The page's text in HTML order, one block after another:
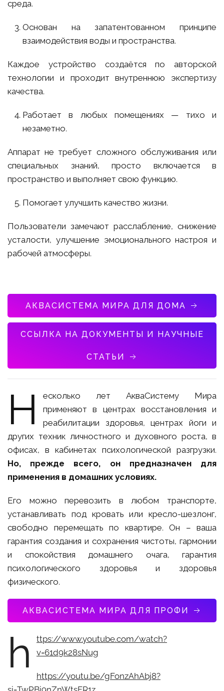
среда.
Основан на запатентованном принципе
взаимодействия воды и пространства.
Каждое устройство создаётся по авторской
технологии и проходит внутреннюю экспертизу
качества.
Работает в любых помещениях — тихо и
незаметно.
Аппарат не требует сложного обслуживания или
специальных знаний, просто включается в
пространство и выполняет свою функцию.
Помогает улучшить качество жизни.
Пользователи замечают расслабление, снижение
усталости, улучшение эмоционального настроя и
рабочей атмосферы.
АКВАСИСТЕМА МИРА ДЛЯ ДОМА
ССЫЛКА НА ДОКУМЕНТЫ И НАУЧНЫЕ
СТАТЬИ
Н
есколько лет АкваСистему Мира
применяют в центрах восстановления и
реабилитации здоровья, центрах йоги и
других техник личностного и духовного роста, в
офисах, в кабинетах психологической разгрузки.
Но, прежде всего, он предназначен для
применения в домашних условиях.
Его можно перевозить в любом транспорте,
устанавливать под кровать или кресло-шезлонг,
свободно перемещать по квартире. Он – ваша
гарантия создания и сохранения чистоты, гармонии
и спокойствия домашнего очага, гарантия
психологического здоровья и здоровья
физического.
АКВАСИСТЕМА МИРА ДЛЯ ПРОФИ
h
ttps://www.youtube.com/watch?
v=61d9k28sNug
https://youtu.be/gFonzAhAbj8?